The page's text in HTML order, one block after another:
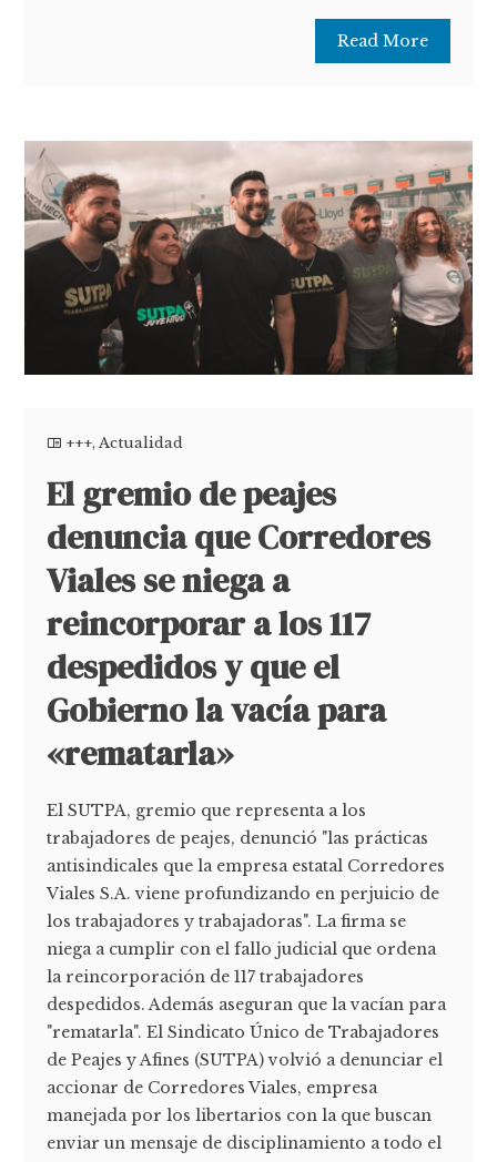
Read More
+++,Actualidad
El gremio de peajes
denuncia que Corredores
Viales se niega a
reincorporar a los 117
despedidos y que el
Gobierno la vacía para
«rematarla»
El SUTPA, gremio que representa a los
trabajadores de peajes, denunció "las prácticas
antisindicales que la empresa estatal Corredores
Viales S.A. viene profundizando en perjuicio de
los trabajadores y trabajadoras". La firma se
niega a cumplir con el fallo judicial que ordena
la reincorporación de 117 trabajadores
despedidos. Además aseguran que la vacían para
"rematarla". El Sindicato Único de Trabajadores
de Peajes y Afines (SUTPA) volvió a denunciar el
accionar de Corredores Viales, empresa
manejada por los libertarios con la que buscan
enviar un mensaje de disciplinamiento a todo el